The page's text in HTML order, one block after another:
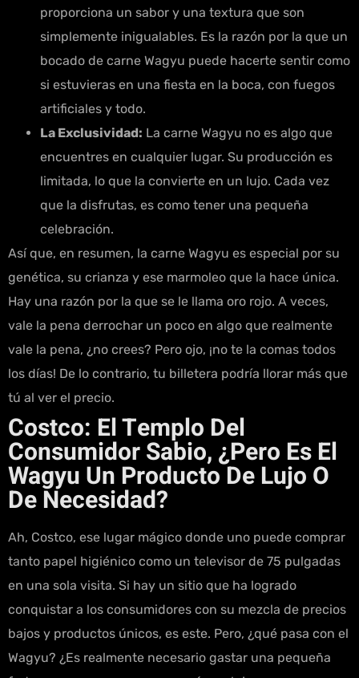
proporciona un sabor y una textura que son
simplemente inigualables. Es la razón por la que un
bocado de carne Wagyu puede hacerte sentir como
si estuvieras en una fiesta en la boca, con fuegos
artificiales y todo.
La Exclusividad: La carne Wagyu no es algo que
encuentres en cualquier lugar. Su producción es
limitada, lo que la convierte en un lujo. Cada vez
que la disfrutas, es como tener una pequeña
celebración.
Así que, en resumen, la carne Wagyu es especial por su
genética, su crianza y ese marmoleo que la hace única.
Hay una razón por la que se le llama oro rojo. A veces,
vale la pena derrochar un poco en algo que realmente
vale la pena, ¿no crees? Pero ojo, ¡no te la comas todos
los días! De lo contrario, tu billetera podría llorar más que
tú al ver el precio.
Costco: El Templo Del
Consumidor Sabio, ¿Pero Es El
Wagyu Un Producto De Lujo O
De Necesidad?
Ah, Costco, ese lugar mágico donde uno puede comprar
tanto papel higiénico como un televisor de 75 pulgadas
en una sola visita. Si hay un sitio que ha logrado
conquistar a los consumidores con su mezcla de precios
bajos y productos únicos, es este. Pero, ¿qué pasa con el
Wagyu? ¿Es realmente necesario gastar una pequeña